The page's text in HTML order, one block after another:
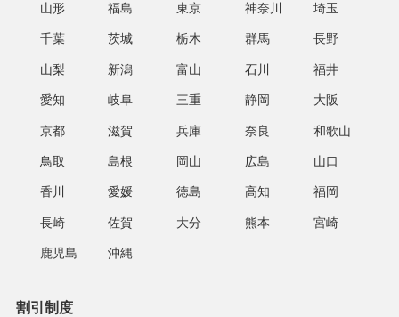
山形 福島 東京 神奈川 埼玉
千葉 茨城 栃木 群馬 長野
山梨 新潟 富山 石川 福井
愛知 岐阜 三重 静岡 大阪
京都 滋賀 兵庫 奈良 和歌山
鳥取 島根 岡山 広島 山口
香川 愛媛 徳島 高知 福岡
長崎 佐賀 大分 熊本 宮崎
鹿児島 沖縄
割引制度